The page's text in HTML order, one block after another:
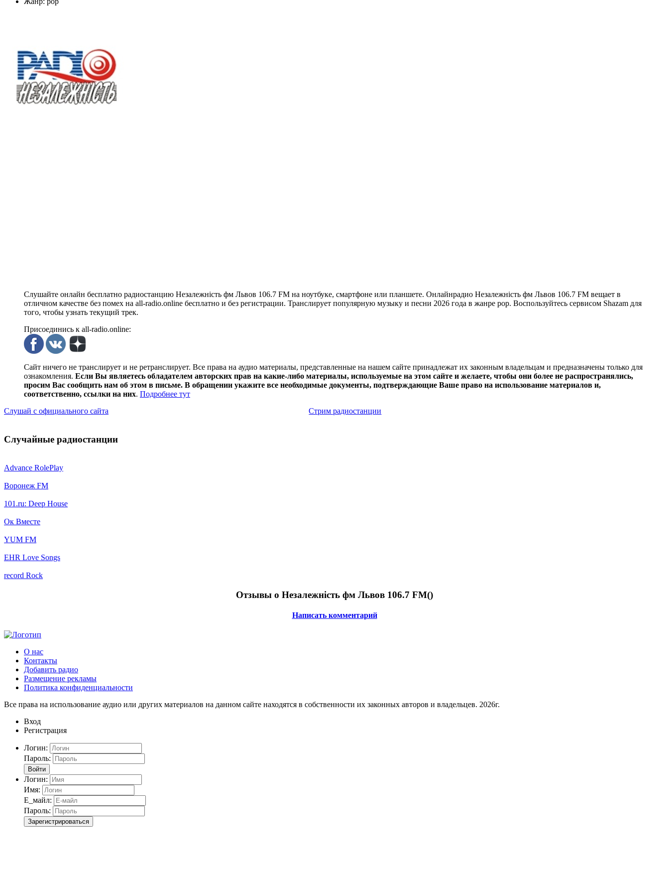
Слушайте онлайн бесплатно радиостанцию Незалежність фм Львов 106.7 FM на ноутбуке, смартфоне или планшете. Онлайнрадио Незалежність фм Львов 106.7 FM вещает в
отличном качестве без помех на all-radio.online бесплатно и без регистрации. Транслирует популярную музыку и песни 2026 года в жанре pop. Воспользуйтесь сервисом Shazam для
того, чтобы узнать текущий трек.
Присоединись к all-radio.online:
Сайт ничего не транслирует и не ретранслирует. Все права на аудио материалы, представленные на нашем сайте принадлежат их законным владельцам и предназначены только для
ознакомления. Если Вы являетесь обладателем авторских прав на какие-либо материалы, используемые на этом сайте и желаете, чтобы они более не распространялись,
просим Вас сообщить нам об этом в письме. В обращении укажите все необходимые документы, подтверждающие Ваше право на использование материалов и,
соответственно, ссылки на них. Подробнее тут
Слушай с официального сайта
Стрим радиостанции
Случайные радиостанции
Advance RolePlay
Воронеж FM
101.ru: Deep House
Ок Вместе
YUM FM
EHR Love Songs
record Rock
Отзывы о Незалежність фм Львов 106.7 FM()
Написать комментарий
О нас
Контакты
Добавить радио
Размещение рекламы
Политика конфиденциальности
Все права на использование аудио или других материалов на данном сайте находятся в собственности их законных авторов и владельцев. 2026г.
Вход
Регистрация
Логин:
Пароль:
Войти
Логин:
Имя:
Е_майл:
Пароль:
Зарегистрироваться